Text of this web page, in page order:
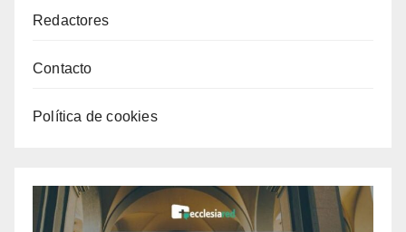
Redactores
Contacto
Política de cookies